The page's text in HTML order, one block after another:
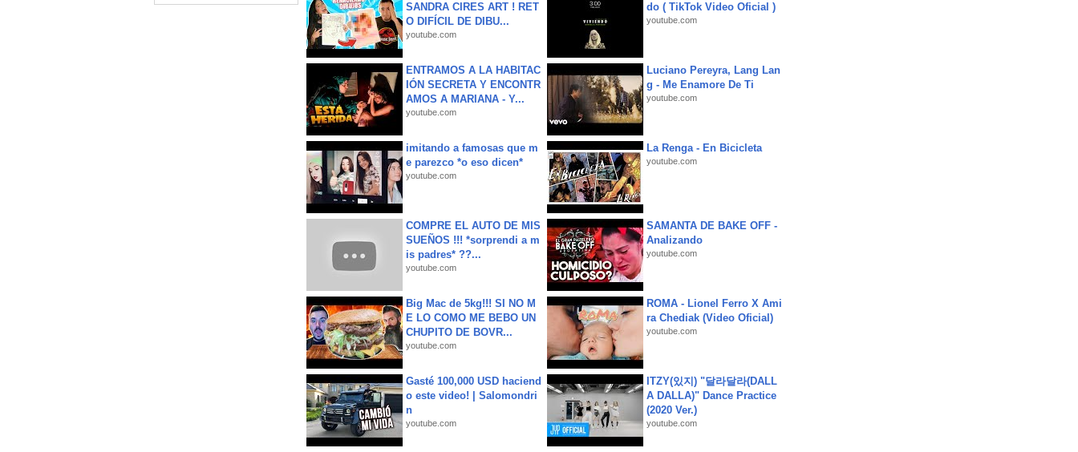
SANDRA CIRES ART ! RET
O DIFÍCIL DE DIBU...
youtube.com
do ( TikTok Video Oficial )
youtube.com
ENTRAMOS A LA HABITAC
IÓN SECRETA Y ENCONTR
AMOS A MARIANA - Y...
youtube.com
Luciano Pereyra, Lang Lan
g - Me Enamore De Ti
youtube.com
imitando a famosas que m
e parezco *o eso dicen*
youtube.com
La Renga - En Bicicleta
youtube.com
COMPRE EL AUTO DE MIS
SUEÑOS !!! *sorprendi a m
is padres* ??...
youtube.com
SAMANTA DE BAKE OFF -
Analizando
youtube.com
Big Mac de 5kg!!! SI NO M
E LO COMO ME BEBO UN
CHUPITO DE BOVR...
youtube.com
ROMA - Lionel Ferro X Ami
ra Chediak (Video Oficial)
youtube.com
Gasté 100,000 USD haciend
o este video! | Salomondri
n
youtube.com
ITZY(있지) "달라달라(DALL
A DALLA)" Dance Practice
(2020 Ver.)
youtube.com